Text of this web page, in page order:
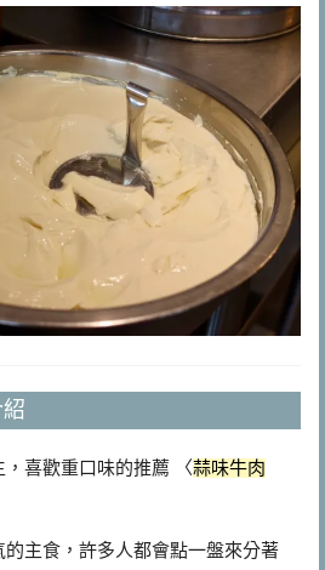
喜歡重口味的推薦 〈蒜味牛肉
主食，許多人都會點一盤來分著